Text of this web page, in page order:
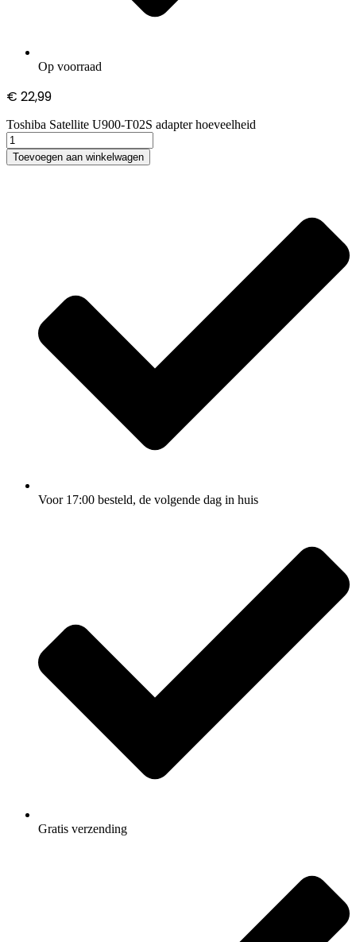
Op voorraad
€ 22,99
Toshiba Satellite U900-T02S adapter hoeveelheid
Toevoegen aan winkelwagen
Voor 17:00 besteld, de volgende dag in huis
Gratis verzending